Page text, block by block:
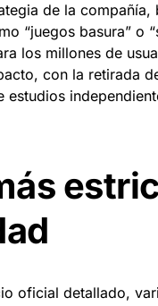
de la
“juegos basura” o
los millones de
con la retirada
estudios
oficial detallado,